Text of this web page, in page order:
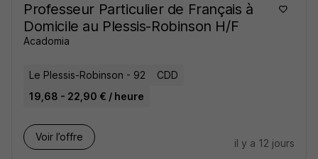
Professeur Particulier de Français à
Domicile au Plessis-Robinson H/F
Acadomia
Le Plessis-Robinson - 92
CDD
19,68 - 22,90 € / heure
Voir l’offre
il y a 12 jours